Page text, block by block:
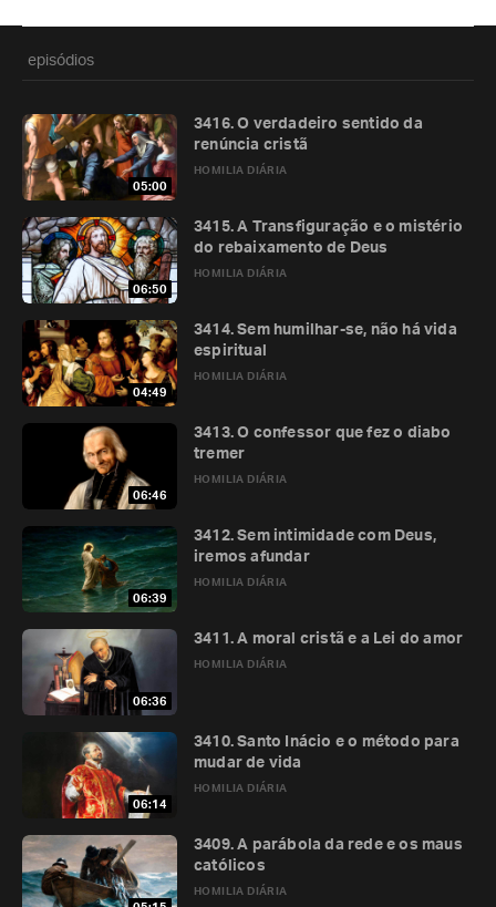
episódios
05:00
HOMILIA DIÁRIA
3416. O verdadeiro sentido da
renúncia cristã
06:50
HOMILIA DIÁRIA
3415. A Transfiguração e o mistério
do rebaixamento de Deus
04:49
HOMILIA DIÁRIA
3414. Sem humilhar-se, não há vida
espiritual
06:46
HOMILIA DIÁRIA
3413. O confessor que fez o diabo
tremer
06:39
HOMILIA DIÁRIA
3412. Sem intimidade com Deus,
iremos afundar
06:36
HOMILIA DIÁRIA
3411. A moral cristã e a Lei do amor
06:14
HOMILIA DIÁRIA
3410. Santo Inácio e o método para
mudar de vida
HOMILIA DIÁRIA
3409. A parábola da rede e os maus
católicos